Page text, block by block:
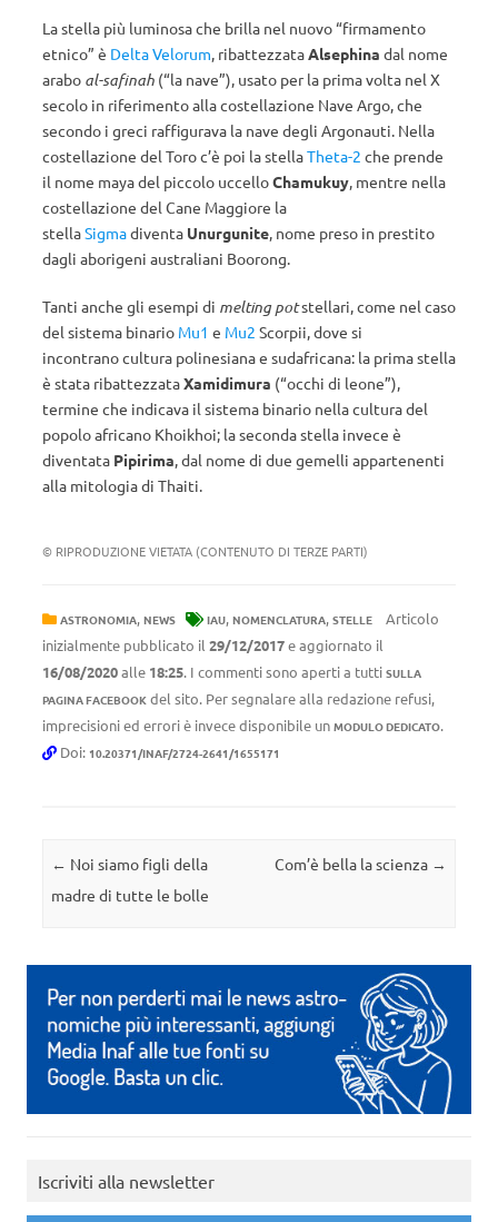
La stella più luminosa che brilla nel nuovo “firmamento
etnico” è Delta Velorum, ribattezzataAlsephina dal nome
arabo al-safinah (“la nave”), usato per la prima volta nel X
secolo in riferimento alla costellazione Nave Argo, che
secondo i greci raffigurava la nave degli Argonauti. Nella
costellazione del Toro c’è poi la stellaTheta-2 che prende
il nome maya del piccolo uccelloChamukuy, mentre nella
costellazione del Cane Maggiore la
stellaSigmadiventa Unurgunite, nome preso in prestito
dagli aborigeni australiani Boorong.
Tanti anche gli esempi di melting potstellari, come nel caso
del sistema binario Mu1 e Mu2 Scorpii, dove si
incontrano cultura polinesiana e sudafricana: la prima stella
è stata ribattezzataXamidimura (“occhi di leone”),
termine che indicava il sistema binario nella cultura del
popolo africano Khoikhoi; la seconda stella invece è
diventata Pipirima, dal nome di due gemelli appartenenti
alla mitologia di Thaiti.
© RIPRODUZIONE VIETATA (CONTENUTO DI TERZE PARTI)
ASTRONOMIA, NEWS IAU, NOMENCLATURA, STELLE
Articolo
inizialmente pubblicato il 29/12/2017e aggiornato il
16/08/2020alle 18:25. I commenti sono aperti a tutti SULLA
PAGINA FACEBOOK del sito. Per segnalare alla redazione refusi,
imprecisioni ed errori è invece disponibile un MODULO DEDICATO.
Doi: 10.20371/INAF/2724-2641/1655171
Navigazione articolo
← Noi siamo figli della
madre di tutte le bolle
Com’è bella la scienza →
Iscriviti alla newsletter